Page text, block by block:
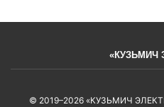
«КУЗЬМИЧ
© 2019–2026 «КУЗЬМИЧ